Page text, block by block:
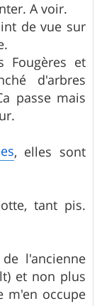
A voir.
de vue sur
Fougères et
d'arbres
passe mais
, elles sont
tant pis.
l'ancienne
et non plus
m'en occupe